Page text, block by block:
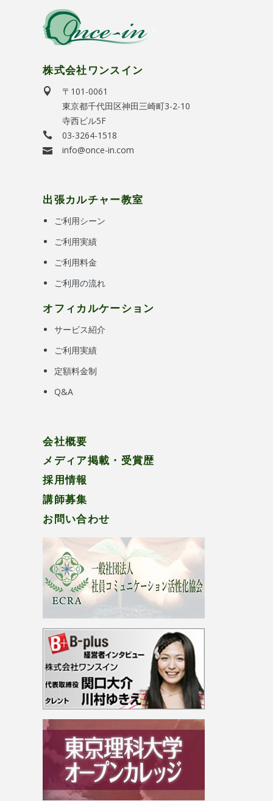
株式会社ワンスイン
〒101-0061
東京都千代田区神田三崎町3-2-10
寺西ビル5F
03-3264-1518
info@once-in.com
出張カルチャー教室
ご利用シーン
ご利用実績
ご利用料金
ご利用の流れ
オフィカルケーション
サービス紹介
ご利用実績
定額料金制
Q&A
会社概要
メディア掲載・受賞歴
採用情報
講師募集
お問い合わせ